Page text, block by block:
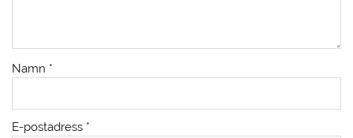
Namn *
E-postadress *